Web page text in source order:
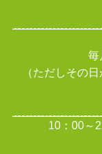
毎
（ただしその
10：00～